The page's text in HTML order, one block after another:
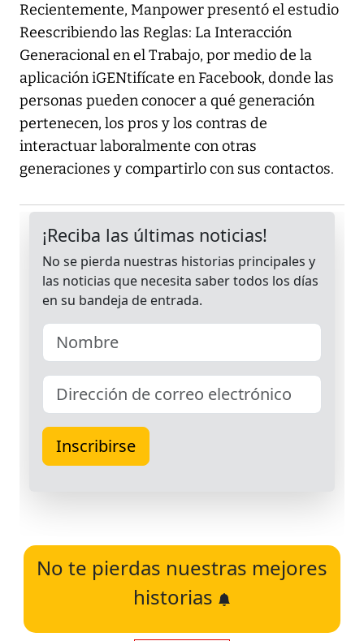
Recientemente, Manpower presentó el estudio
Reescribiendo las Reglas: La Interacción
Generacional en el Trabajo, por medio de la
aplicación iGENtifícate en Facebook, donde las
personas pueden conocer a qué generación
pertenecen, los pros y los contras de
interactuar laboralmente con otras
generaciones y compartirlo con sus contactos.
No te pierdas nuestras mejores
historias